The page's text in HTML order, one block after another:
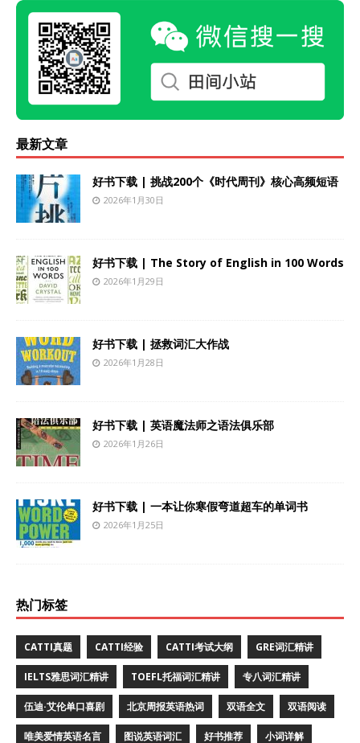
最新文章
好书下载 | 挑战200个《时代周刊》核心高频短语
2026年1月30日
好书下载 | The Story of English in 100 Words
2026年1月29日
好书下载 | 拯救词汇大作战
2026年1月28日
好书下载 | 英语魔法师之语法俱乐部
2026年1月26日
好书下载 | 一本让你寒假弯道超车的单词书
2026年1月25日
热门标签
CATTI真题 CATTI经验 CATTI考试大纲 GRE词汇精讲
IELTS雅思词汇精讲 TOEFL托福词汇精讲 专八词汇精讲
伍迪·艾伦单口喜剧 北京周报英语热词 双语全文 双语阅读
唯美爱情英语名言 图说英语词汇 好书推荐 小词详解